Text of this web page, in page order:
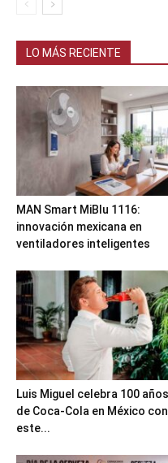
LO MÁS RECIENTE
MAN Smart MiBlu 1116:
innovación mexicana en
ventiladores inteligentes
Luis Miguel celebra 100 años
de Coca-Cola en México con
este...